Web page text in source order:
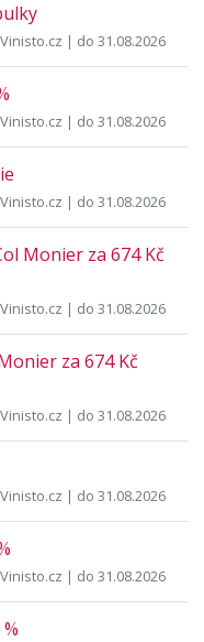
Vinisto.cz | do 31.08.2026
Vinisto.cz | do 31.08.2026
Vinisto.cz | do 31.08.2026
Monier za 674 Kč
Vinisto.cz | do 31.08.2026
za 674 Kč
Vinisto.cz | do 31.08.2026
Vinisto.cz | do 31.08.2026
Vinisto.cz | do 31.08.2026